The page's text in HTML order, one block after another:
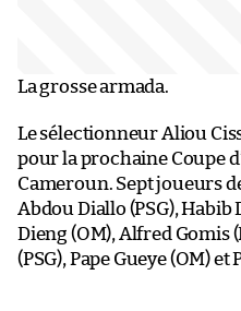
La grosse armada.
Le sélectionneur Aliou
pour la prochaine Coupe
Cameroun. Sept joueurs
Abdou Diallo (PSG),
Dieng (OM), Alfred Gomis
(PSG), Pape Gueye (OM)